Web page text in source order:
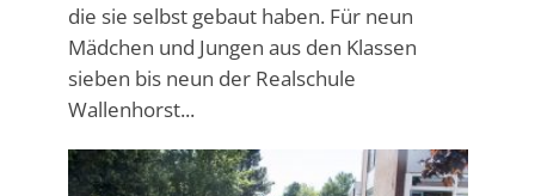
die sie selbst gebaut haben. Für neun
Mädchen und Jungen aus den Klassen
sieben bis neun der Realschule
Wallenhorst...